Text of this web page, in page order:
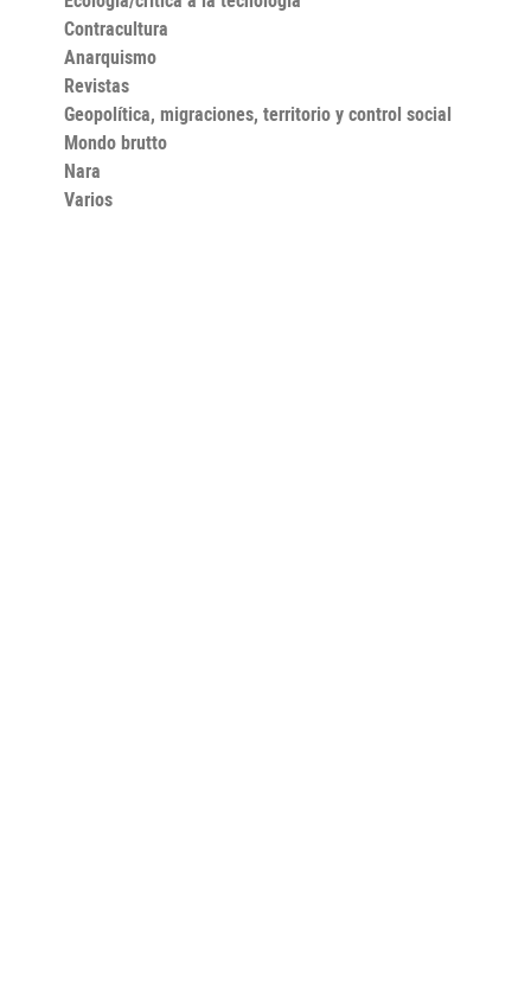
Contracultura
Anarquismo
Revistas
Geopolítica, migraciones, territorio y control social
Mondo brutto
Nara
Varios